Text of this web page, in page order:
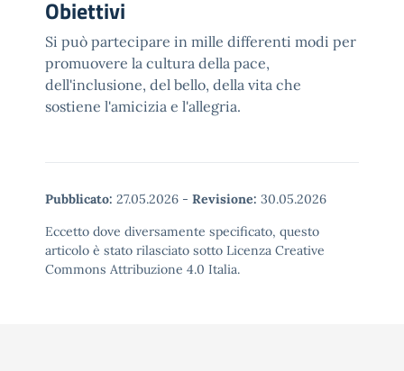
Obiettivi
Si può partecipare in mille differenti modi per
promuovere la cultura della pace,
dell'inclusione, del bello, della vita che
sostiene l'amicizia e l'allegria.
Pubblicato: 27.05.2026 - Revisione: 30.05.2026
Eccetto dove diversamente specificato, questo
articolo è stato rilasciato sotto Licenza Creative
Commons Attribuzione 4.0 Italia.